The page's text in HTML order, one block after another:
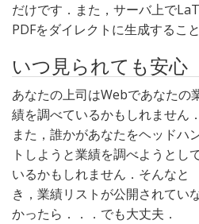
だけです．また，サーバ上で
PDFをダイレクトに生成するこ
いつ見られても安心
あなたの上司はWebであなたの
績を調べているかもしれません．
また，誰かがあなたをヘッドハ
トしようと業績を調べようとし
いるかもしれません．そんなと
き，業績リストが公開されてい
かったら．．．でも大丈夫．